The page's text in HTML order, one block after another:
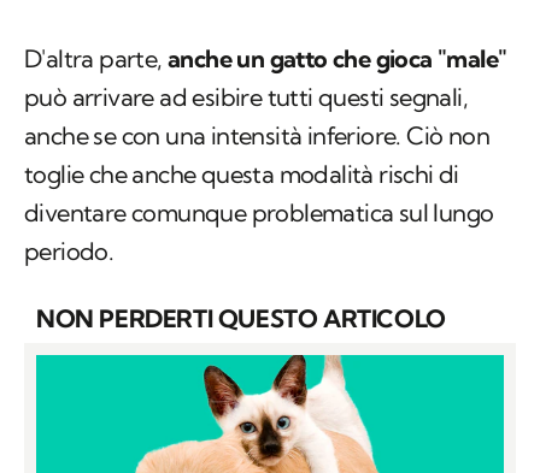
D'altra parte, anche un gatto che gioca "male"
può arrivare ad esibire tutti questi segnali,
anche se con una intensità inferiore. Ciò non
toglie che anche questa modalità rischi di
diventare comunque problematica sul lungo
periodo.
NON PERDERTI QUESTO ARTICOLO